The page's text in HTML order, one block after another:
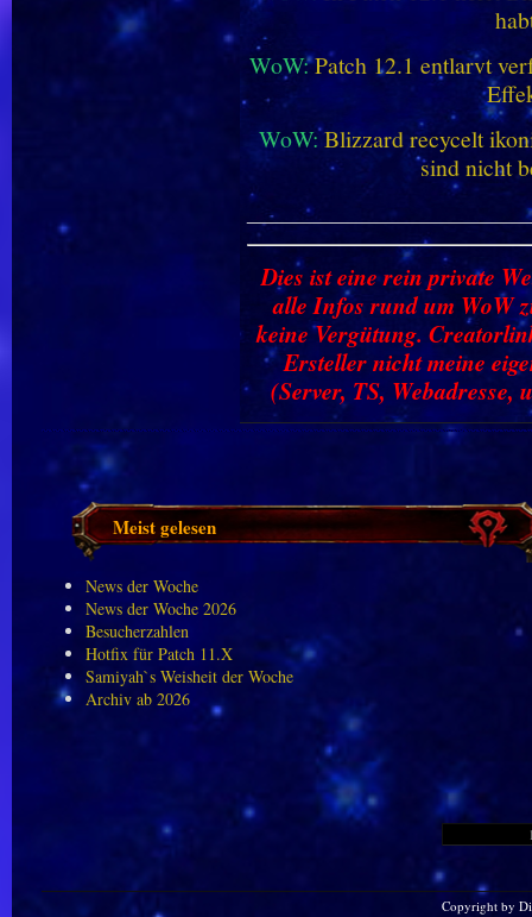
WoW:Patch 12.1 entlarvt
WoW:Blizzard recycelt
sind nicht
Dies ist eine rein private
alle Infos rund um WoW
keine Vergütung.
Ersteller nicht meine
(Server, TS, Webadresse,
Meist gelesen
News der Woche
News der Woche 2026
Besucherzahlen
Hotfix für Patch 11.X
Samiyah`s Weisheit der Woche
Archiv ab 2026
Copyright by